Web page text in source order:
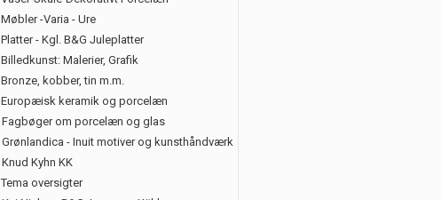
Møbler -Varia - Ure
Platter - Kgl. B&G Juleplatter
Billedkunst: Malerier, Grafik
Bronze, kobber, tin m.m.
Europæisk keramik og porcelæn
Fagbøger om porcelæn og glas
Grønlandica - Inuit motiver og kunsthåndværk
Knud Kyhn KK
Tema oversigter